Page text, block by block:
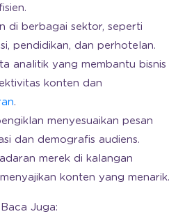
di berbagai sektor, seperti
pendidikan, dan perhotelan.
analitik yang membantu bisnis
konten dan
.
menyesuaikan pesan
dan demografis audiens.
merek di kalangan
konten yang menarik.
Baca Juga: